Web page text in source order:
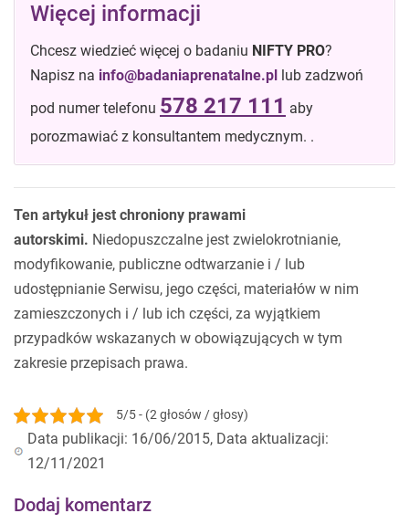
Więcej informacji
Chcesz wiedzieć więcej o badaniu NIFTY PRO?
Napisz na
lub zadzwoń
pod numer telefonu 578 217 111 aby
porozmawiać z konsultantem medycznym. .
Ten artykuł jest chroniony prawami
autorskimi. Niedopuszczalne jest zwielokrotnianie,
modyfikowanie, publiczne odtwarzanie i / lub
udostępnianie Serwisu, jego części, materiałów w nim
zamieszczonych i / lub ich części, za wyjątkiem
przypadków wskazanych w obowiązujących w tym
zakresie przepisach prawa.
5/5 - (2 głosów / głosy)
Data publikacji: 16/06/2015, Data aktualizacji:
12/11/2021
Dodaj komentarz